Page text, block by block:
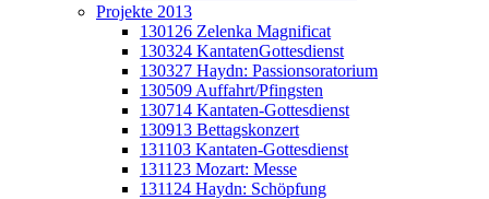
Projekte 2013
130126 Zelenka Magnificat
130324 KantatenGottesdienst
130327 Haydn: Passionsoratorium
130509 Auffahrt/Pfingsten
130714 Kantaten-Gottesdienst
130913 Bettagskonzert
131103 Kantaten-Gottesdienst
131123 Mozart: Messe
131124 Haydn: Schöpfung